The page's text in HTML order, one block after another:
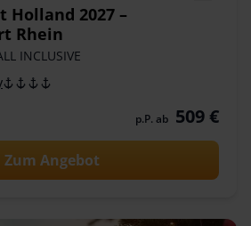
2027 –
Rhein
INCLUSIVE
p.P. ab 509 €
Zum Angebot